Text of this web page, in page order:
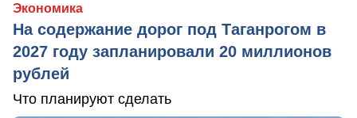
Экономика
На содержание дорог под Таганрогом в
2027 году запланировали 20 миллионов
рублей
Что планируют сделать